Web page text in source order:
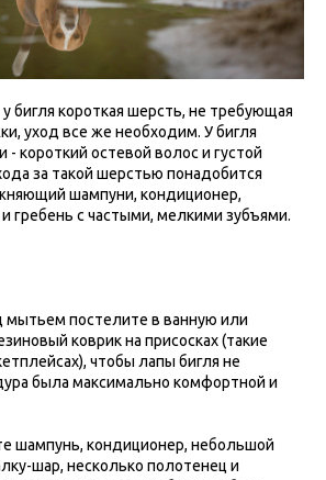
бигля короткая шерсть, не требующая
уход все же необходим. У бигля
короткий остевой волос и густой
за такой шерстью понадобится
шампуни, кондиционер,
гребень с частыми, мелкими зубъями.
мытьем постелите в ванную или
коврик на присосках (такие
чтобы лапы бигля не
была максимально комфортной и
шампунь, кондиционер, небольшой
шар, несколько полотенец и